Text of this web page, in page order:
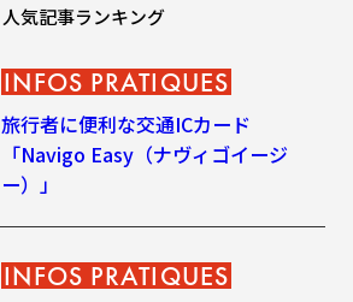
人気記事ランキング
INFOS PRATIQUES
旅行者に便利な交通ICカード
「Navigo Easy（ナヴィゴイージ
ー）」
INFOS PRATIQUES